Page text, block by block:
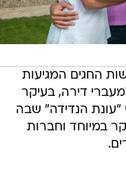
החגים המגיעות
דירה, בעיקר
"עונת הנדידה" שבה
במיוחד וחברות